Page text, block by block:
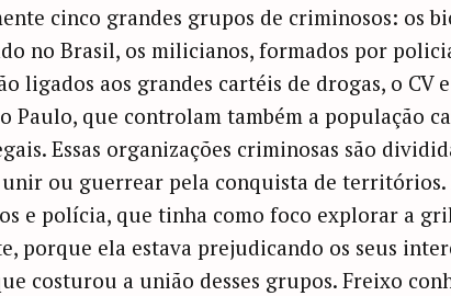
cinco grandes grupos de criminosos: os
no Brasil, os milicianos, formados por
ligados aos grandes cartéis de drogas, o CV
Paulo, que controlam também a população
Essas organizações criminosas são
unir ou guerrear pela conquista de
e polícia, que tinha como foco explorar a
porque ela estava prejudicando os seus
costurou a união desses grupos. Freixo